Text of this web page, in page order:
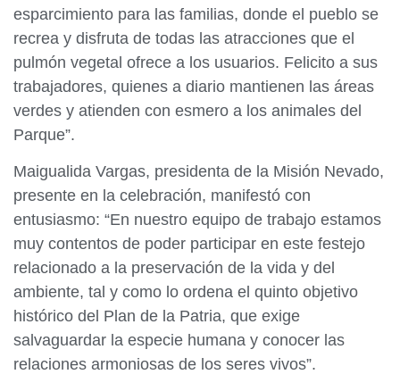
esparcimiento para las familias, donde el pueblo se
recrea y disfruta de todas las atracciones que el
pulmón vegetal ofrece a los usuarios. Felicito a sus
trabajadores, quienes a diario mantienen las áreas
verdes y atienden con esmero a los animales del
Parque”.
Maigualida Vargas, presidenta de la Misión Nevado,
presente en la celebración, manifestó con
entusiasmo: “En nuestro equipo de trabajo estamos
muy contentos de poder participar en este festejo
relacionado a la preservación de la vida y del
ambiente, tal y como lo ordena el quinto objetivo
histórico del Plan de la Patria, que exige
salvaguardar la especie humana y conocer las
relaciones armoniosas de los seres vivos”.